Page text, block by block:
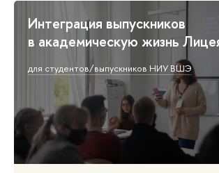
Интеграция выпускников
в академическую жизнь
для студентов/выпускников НИУ ВШЭ